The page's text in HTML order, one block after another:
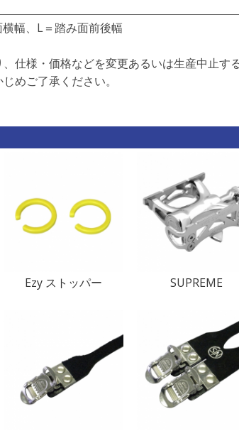
幅、L＝踏み面前後幅
仕様・価格などを変更あるいは生産中止す
めご了承ください。
Ezy ストッパー SUPREME